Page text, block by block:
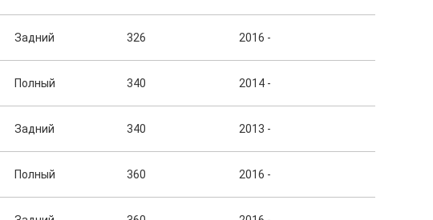
Задний 326 2016 -
Полный 340 2014 -
Задний 340 2013 -
Полный 360 2016 -